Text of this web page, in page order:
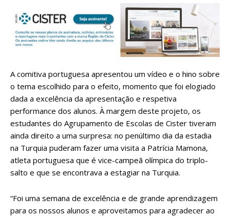
A comitiva portuguesa apresentou um vídeo e o hino sobre
o tema escolhido para o efeito, momento que foi elogiado
dada a excelência da apresentação e respetiva
performance dos alunos. À margem deste projeto, os
estudantes do Agrupamento de Escolas de Cister tiveram
ainda direito a uma surpresa: no penúltimo dia da estadia
na Turquia puderam fazer uma visita a Patrícia Mamona,
atleta portuguesa que é vice-campeã olímpica do triplo-
salto e que se encontrava a estagiar na Turquia.
“Foi uma semana de excelência e de grande aprendizagem
para os nossos alunos e aproveitamos para agradecer ao